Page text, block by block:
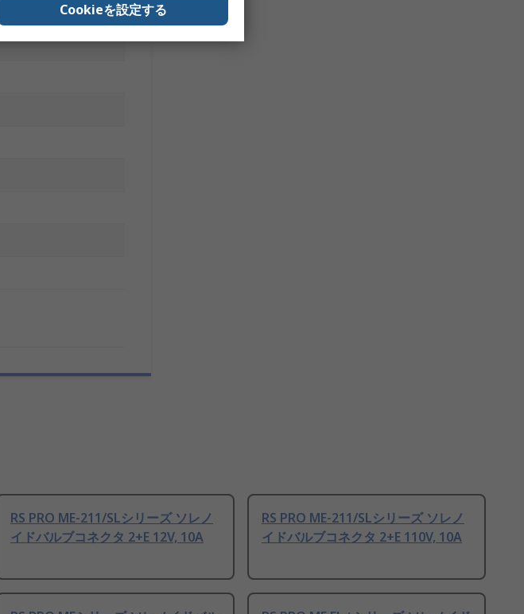
RS PRO ME-211/SLシリーズ ソレノ
イドバルブコネクタ 2+E 12V, 10A
RS PRO ME-211/SLシリーズ ソレノ
イドバルブコネクタ 2+E 110V, 10A
Cookieを設定する